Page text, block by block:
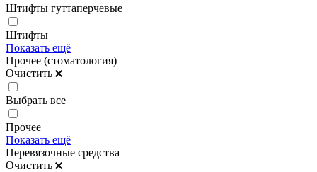
Штифты гуттаперчевые
Штифты
Показать ещё
Прочее (стоматология)
Очистить
Выбрать все
Прочее
Показать ещё
Перевязочные средства
Очистить